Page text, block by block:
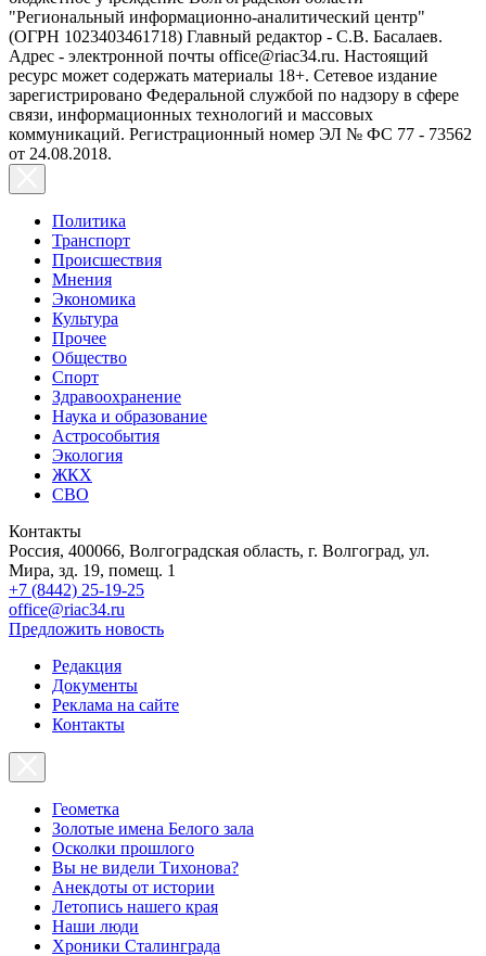
"Региональный информационно-аналитический центр"
(ОГРН 1023403461718) Главный редактор - С.В. Басалаев.
Адрес - электронной почты office@riac34.ru. Настоящий
ресурс может содержать материалы 18+. Сетевое издание
зарегистрировано Федеральной службой по надзору в сфере
связи, информационных технологий и массовых
коммуникаций. Регистрационный номер ЭЛ № ФС 77 - 73562
от 24.08.2018.
Политика
Транспорт
Происшествия
Мнения
Экономика
Культура
Прочее
Общество
Спорт
Здравоохранение
Наука и образование
Астрособытия
Экология
ЖКХ
СВО
Контакты
Россия, 400066, Волгоградская область, г. Волгоград, ул.
Мира, зд. 19, помещ. 1
+7 (8442) 25-19-25
office@riac34.ru
Предложить новость
Редакция
Документы
Реклама на сайте
Контакты
Геометка
Золотые имена Белого зала
Осколки прошлого
Вы не видели Тихонова?
Анекдоты от истории
Летопись нашего края
Наши люди
Хроники Сталинграда